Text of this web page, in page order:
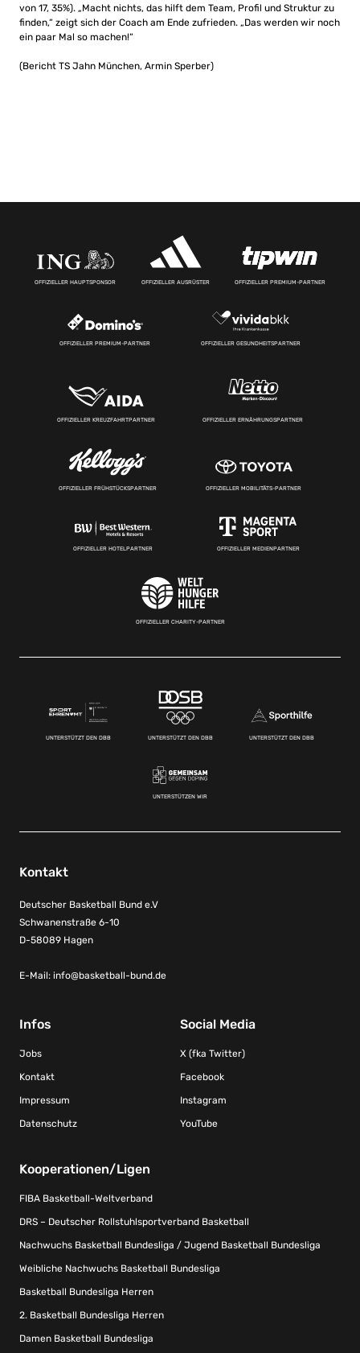
von 17, 35%). „Macht nichts, das hilft dem Team, Profil und Struktur zu
finden,“ zeigt sich der Coach am Ende zufrieden. „Das werden wir noch
ein paar Mal so machen!“
(Bericht TS Jahn München, Armin Sperber)
OFFIZIELLER HAUPTSPONSOR OFFIZIELLER AUSRÜSTER OFFIZIELLER PREMIUM-PARTNER
OFFIZIELLER PREMIUM-PARTNER OFFIZIELLER GESUNDHEITSPARTNER
OFFIZIELLER KREUZFAHRTPARTNER OFFIZIELLER ERNÄHRUNGSPARTNER
OFFIZIELLER FRÜHSTÜCKSPARTNER OFFIZIELLER MOBILITÄTS-PARTNER
OFFIZIELLER HOTELPARTNER OFFIZIELLER MEDIENPARTNER
OFFIZIELLER CHARITY-PARTNER
UNTERSTÜTZT DEN DBB UNTERSTÜTZT DEN DBB UNTERSTÜTZT DEN DBB
UNTERSTÜTZEN WIR
Kontakt
Deutscher Basketball Bund e.V
Schwanenstraße 6-10
D-58089 Hagen
E-Mail: info@basketball-bund.de
Infos
Jobs
Kontakt
Impressum
Datenschutz
Social Media
X (fka Twitter)
Facebook
Instagram
YouTube
Kooperationen/Ligen
FIBA Basketball-Weltverband
DRS – Deutscher Rollstuhlsportverband Basketball
Nachwuchs Basketball Bundesliga / Jugend Basketball Bundesliga
Weibliche Nachwuchs Basketball Bundesliga
Basketball Bundesliga Herren
2. Basketball Bundesliga Herren
Damen Basketball Bundesliga